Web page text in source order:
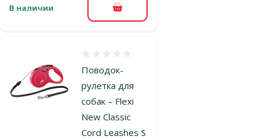
В наличии В корзину
Поводок-
рулетка для
собак – Flexi
New Classic
Cord Leashes S